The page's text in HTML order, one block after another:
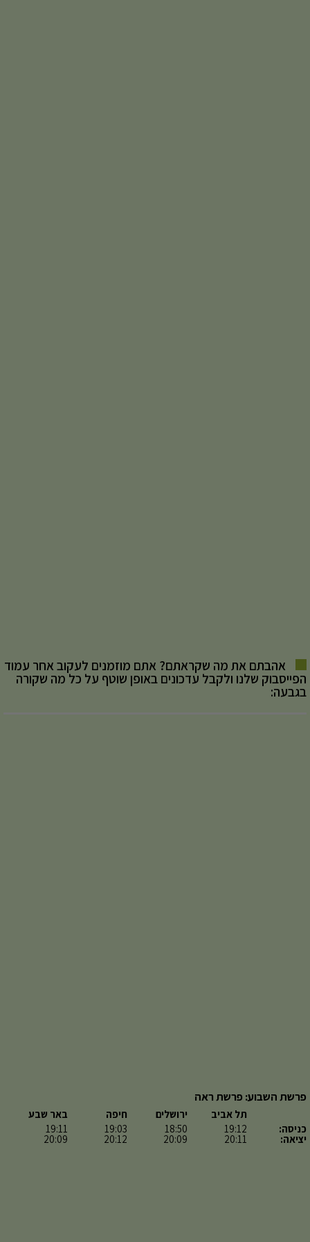
אהבתם את מה שקראתם? אתם מוזמנים לעקוב אחר עמוד
הפייסבוק שלנו ולקבל עדכונים באופן שוטף על כל מה שקורה
בגבעה:
פרשת השבוע: פרשת ראה
כניסה:
יציאה:
תל אביב
19:12
20:11
ירושלים
18:50
20:09
חיפה
19:03
20:12
באר שבע
19:11
20:09